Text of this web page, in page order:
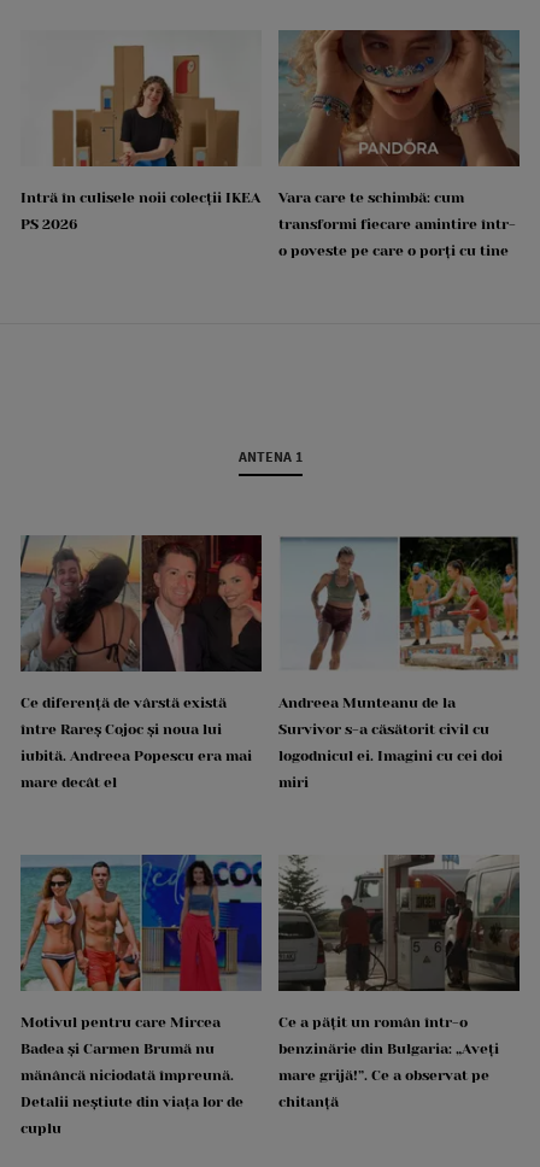
Intră în culisele noii colecții IKEA
PS 2026
Vara care te schimbă: cum
transformi fiecare amintire într-
o poveste pe care o porți cu tine
ANTENA 1
Ce diferență de vârstă există
între Rareș Cojoc și noua lui
iubită. Andreea Popescu era mai
mare decât el
Andreea Munteanu de la
Survivor s-a căsătorit civil cu
logodnicul ei. Imagini cu cei doi
miri
Motivul pentru care Mircea
Badea și Carmen Brumă nu
mănâncă niciodată împreună.
Detalii neștiute din viața lor de
cuplu
Ce a pățit un român într-o
benzinărie din Bulgaria: „Aveți
mare grijă!”. Ce a observat pe
chitanță